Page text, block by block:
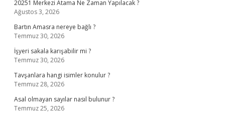
20251 Merkezi Atama Ne Zaman Yapılacak ?
Ağustos 3, 2026
Bartın Amasra nereye bağlı ?
Temmuz 30, 2026
İşyeri sakala karışabilir mi ?
Temmuz 30, 2026
Tavşanlara hangi isimler konulur ?
Temmuz 28, 2026
Asal olmayan sayılar nasıl bulunur ?
Temmuz 25, 2026